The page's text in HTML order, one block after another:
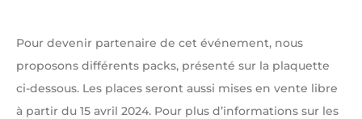
Pour devenir partenaire de cet événement, nous
proposons différents packs, présenté sur la plaquette
ci-dessous. Les places seront aussi mises en vente libre
à partir du 15 avril 2024. Pour plus d’informations sur les